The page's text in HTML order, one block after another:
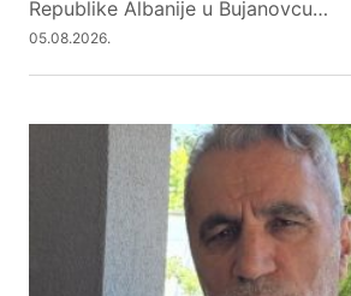
Your Name
Your E-mail
SUBMIT COMMENT
Republike Albanije u Bujanovcu…
05.08.2026.